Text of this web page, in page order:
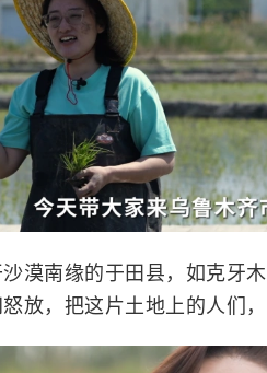
南缘的于田县，如克牙木
放，把这片土地上的人们